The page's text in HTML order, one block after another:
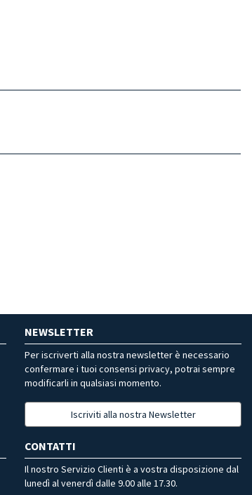
NEWSLETTER
Per iscriverti alla nostra newsletter è necessario
confermare i tuoi consensi privacy, potrai sempre
modificarli in qualsiasi momento.
Iscriviti alla nostra Newsletter
CONTATTI
Il nostro Servizio Clienti è a vostra disposizione dal
lunedì al venerdì dalle 9.00 alle 17.30.